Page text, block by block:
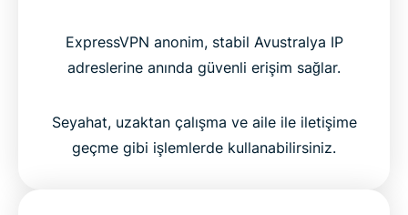
ExpressVPN anonim, stabil Avustralya IP
adreslerine anında güvenli erişim sağlar.
Seyahat, uzaktan çalışma ve aile ile iletişime
geçme gibi işlemlerde kullanabilirsiniz.